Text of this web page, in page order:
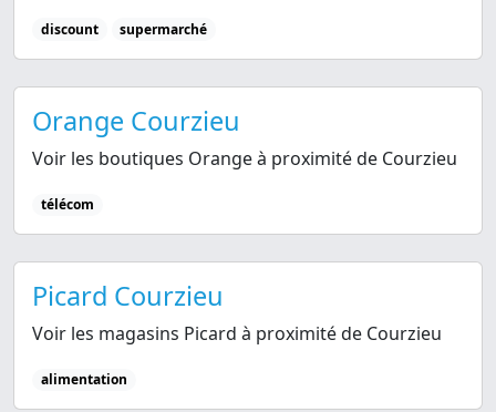
discount supermarché
Orange Courzieu
Voir les boutiques Orange à proximité de Courzieu
télécom
Picard Courzieu
Voir les magasins Picard à proximité de Courzieu
alimentation